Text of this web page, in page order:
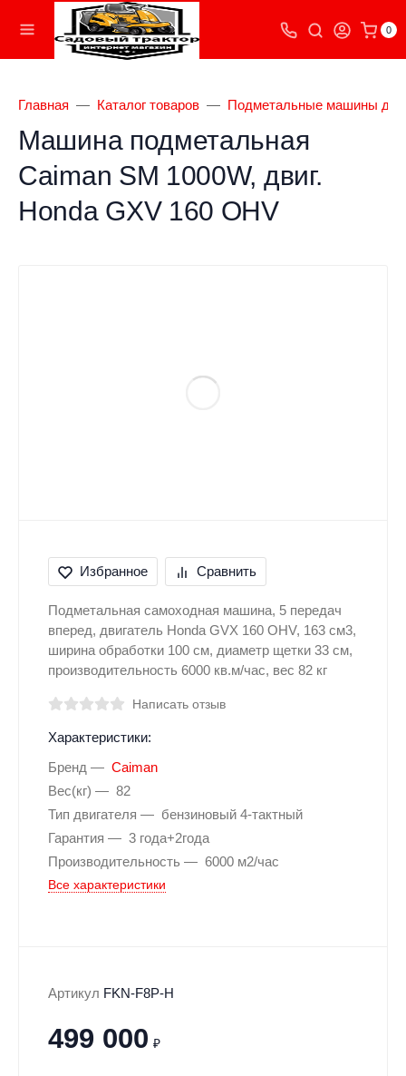
0
Главная Каталог товаров Подметальные машины
Машина подметальная
Caiman SM 1000W, двиг.
Honda GXV 160 OHV
Избранное Сравнить
Подметальная самоходная машина, 5 передач
вперед, двигатель Honda GVX 160 OHV, 163 см3,
ширина обработки 100 см, диаметр щетки 33 см,
производительность 6000 кв.м/час, вес 82 кг
Написать отзыв
Характеристики:
Бренд
Caiman
Вес(кг)
82
Тип двигателя
бензиновый 4-тактный
Гарантия
3 года+2года
Производительность
6000 м2/час
Все характеристики
Артикул FKN-F8P-H
499 000 ₽